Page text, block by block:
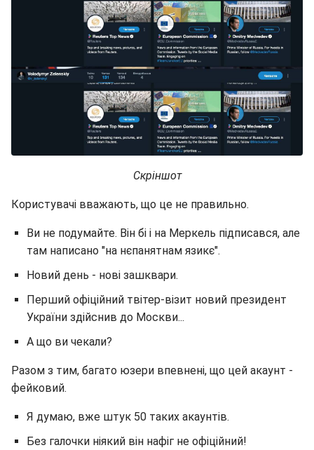
Скріншот
Користувачі вважають, що це не правильно.
Ви не подумайте. Він бі і на Меркель підписався, але
там написано "на нєпанятнам язикє".
Новий день - нові зашквари.
Перший офіційний твітер-візит новий президент
України здійснив до Москви...
А що ви чекали?
Разом з тим, багато юзери впевнені, що цей акаунт -
фейковий.
Я думаю, вже штук 50 таких акаунтів.
Без галочки ніякий він нафіг не офіційний!